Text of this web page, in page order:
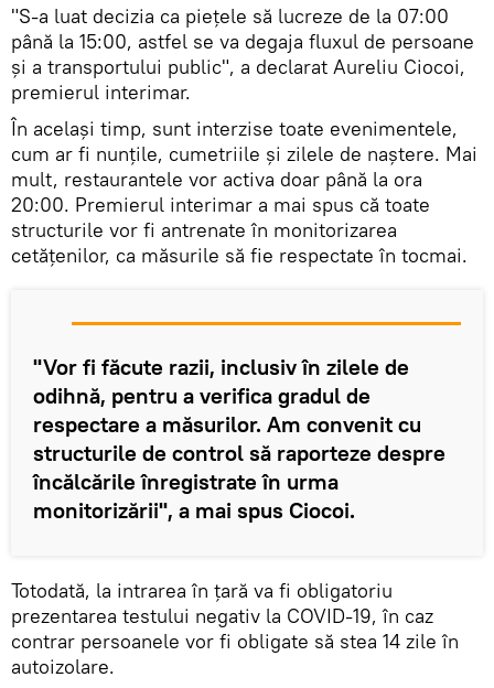
"S-a luat decizia ca piețele să lucreze de la 07:00
până la 15:00, astfel se va degaja fluxul de persoane
și a transportului public", a declarat Aureliu Ciocoi,
premierul interimar.
În același timp, sunt interzise toate evenimentele,
cum ar fi nunțile, cumetriile și zilele de naștere. Mai
mult, restaurantele vor activa doar până la ora
20:00. Premierul interimar a mai spus că toate
structurile vor fi antrenate în monitorizarea
cetățenilor, ca măsurile să fie respectate în tocmai.
"Vor fi făcute razii, inclusiv în zilele de
odihnă, pentru a verifica gradul de
respectare a măsurilor. Am convenit cu
structurile de control să raporteze despre
încălcările înregistrate în urma
monitorizării", a mai spus Ciocoi.
Totodată, la intrarea în țară va fi obligatoriu
prezentarea testului negativ la COVID-19, în caz
contrar persoanele vor fi obligate să stea 14 zile în
autoizolare.